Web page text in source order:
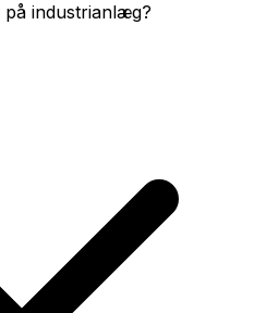
industrianlæg?